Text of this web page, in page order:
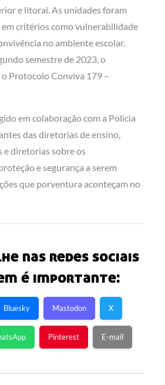
e litoral. As unidades foram
em critérios como vulnerabilidade
no ambiente escolar.
semestre de 2023, o
Protocolo Conviva 179 –
em colaboração com a Polícia
das diretorias de ensino,
e diretorias sobre os
e segurança a serem
que porventura aconteçam no
nas redes sociais
é importante:
Bluesky Mastodon X
Pinterest E-mail